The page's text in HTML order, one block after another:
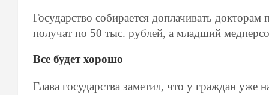
Государство собирается доплачивать
получат по 50 тыс. рублей, а младший
Все будет хорошо
Глава государства заметил, что у граждан уже